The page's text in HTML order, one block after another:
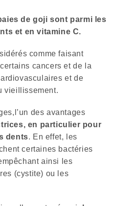
de goji sont parmi les
et en vitamine C.
comme faisant
cancers et de la
et de
vieillissement.
des avantages
en particulier pour
dents. En effet, les
certaines bactéries
ainsi les
(cystite) ou les